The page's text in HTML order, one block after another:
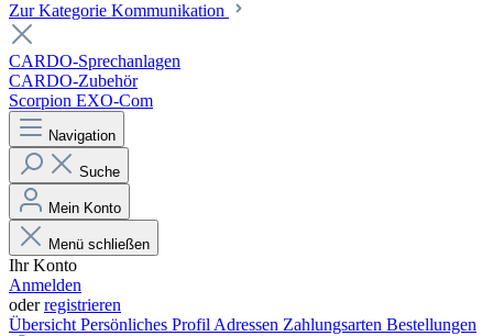
Zur Kategorie Kommunikation
CARDO-Sprechanlagen
CARDO-Zubehör
Scorpion EXO-Com
Navigation
Suche
Mein Konto
Menü schließen
Ihr Konto
Anmelden
oderregistrieren
Übersicht Persönliches Profil Adressen Zahlungsarten Bestellungen